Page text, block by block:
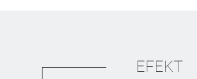
EFEKT